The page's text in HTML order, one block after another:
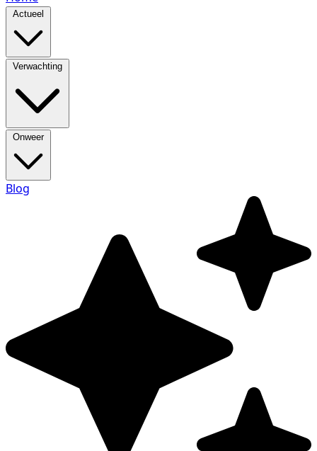
Actueel
Verwachting
Onweer
Blog